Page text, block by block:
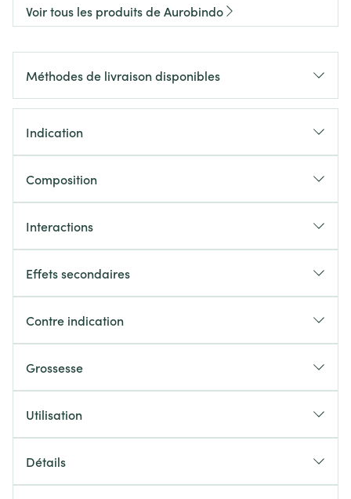
Voir tous les produits de Aurobindo
Méthodes de livraison disponibles
Indication
Composition
Interactions
Effets secondaires
Contre indication
Grossesse
Utilisation
Détails